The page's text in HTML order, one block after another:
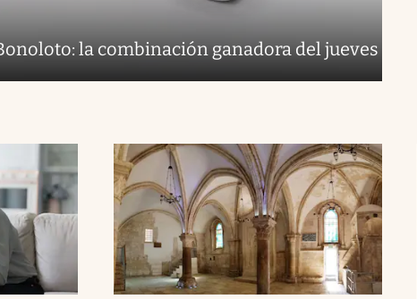
la combinación ganadora del jueves